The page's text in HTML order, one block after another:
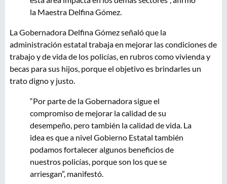
la Maestra Delfina Gómez.
La Gobernadora Delfina Gómez señaló que la
administración estatal trabaja en mejorar las condiciones de
trabajo y de vida de los policías, en rubros como vivienda y
becas para sus hijos, porque el objetivo es brindarles un
trato digno y justo.
“Por parte de la Gobernadora sigue el
compromiso de mejorar la calidad de su
desempeño, pero también la calidad de vida. La
idea es que a nivel Gobierno Estatal también
podamos fortalecer algunos beneficios de
nuestros policías, porque son los que se
arriesgan”, manifestó.